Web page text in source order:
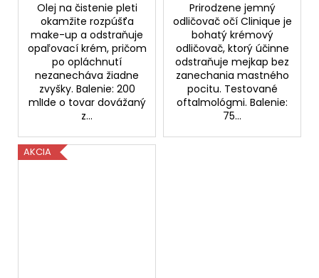
Olej na čistenie pleti
okamžite rozpúšťa
make-up a odstraňuje
opaľovací krém, pričom
po opláchnutí
nezanecháva žiadne
zvyšky. Balenie: 200
mlIde o tovar dovážaný
z...
Prirodzene jemný
odličovač očí Clinique je
bohatý krémový
odličovač, ktorý účinne
odstraňuje mejkap bez
zanechania mastného
pocitu. Testované
oftalmológmi. Balenie:
75...
AKCIA